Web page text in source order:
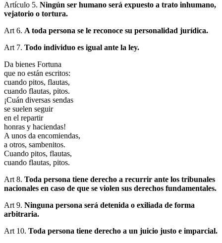
Artículo 5. Ningún ser humano será expuesto a trato inhumano,
vejatorio o tortura.
Art 6. A toda persona se le reconoce su personalidad jurídica.
Art 7. Todo individuo es igual ante la ley.
Da bienes Fortuna
que no están escritos:
cuando pitos, flautas,
cuando flautas, pitos.
¡Cuán diversas sendas
se suelen seguir
en el repartir
honras y haciendas!
A unos da encomiendas,
a otros, sambenitos.
Cuando pitos, flautas,
cuando flautas, pitos.
Art 8. Toda persona tiene derecho a recurrir ante los tribunales
nacionales en caso de que se violen sus derechos fundamentales.
Art 9. Ninguna persona será detenida o exiliada de forma
arbitraria.
Art 10. Toda persona tiene derecho a un juicio justo e imparcial.